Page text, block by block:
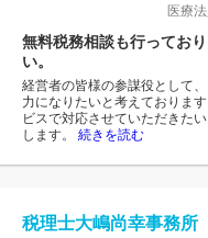
医療法
無料税務相談も行ってお
い。
経営者の皆様の参謀役として
力になりたいと考えておりま
ビスで対応させていただきた
します。 続きを読む
税理士大嶋尚幸事務所